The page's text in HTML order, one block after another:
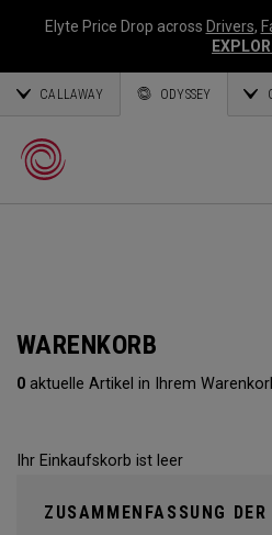
Elyte Price Drop across Drivers,
CALLAWAY ODYSSEY
WARENKORB
0 aktuelle Artikel in Ihrem
Ihr Einkaufskorb ist leer
ZUSAMMENFASSUNG